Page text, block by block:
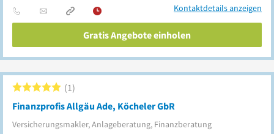
Kontaktdetails anzeigen
Gratis Angebote einholen
Finanzprofis Allgäu Ade, Köcheler GbR
Versicherungsmakler, Anlageberatung, Finanzberatung
1